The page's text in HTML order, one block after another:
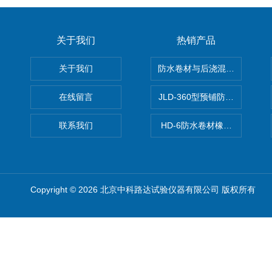
关于我们
关于我们
在线留言
联系我们
热销产品
防水卷材与后浇混凝土剥离强
JLD-360型预铺防水卷材抗冲
HD-6防水卷材橡胶测厚仪
Copyright © 2026 北京中科路达试验仪器有限公司 版权所有